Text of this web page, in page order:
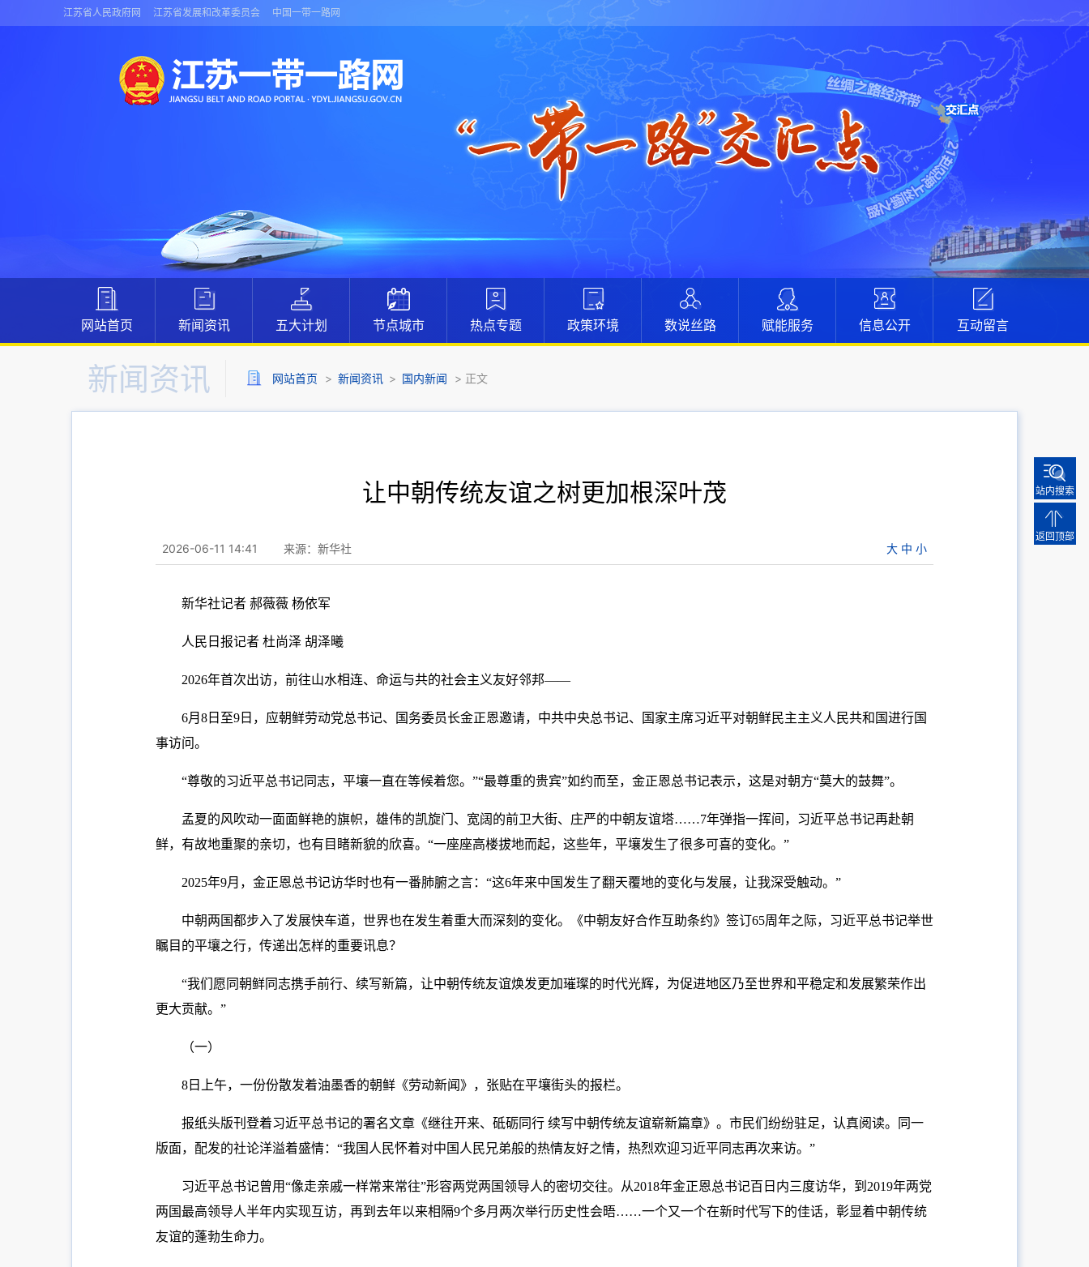
站内搜索
返回顶部
江苏省人民政府网 江苏省发展和改革委员会 中国一带一路网
网站首页 新闻资讯 五大计划 节点城市 热点专题 政策环境 数说丝路 赋能服务 信息公开 互动留言
新闻资讯 网站首页 > 新闻资讯 > 国内新闻 > 正文
让中朝传统友谊之树更加根深叶茂
2026-06-11 14:41 来源：新华社 大 中 小
新华社记者 郝薇薇 杨依军
人民日报记者 杜尚泽 胡泽曦
2026年首次出访，前往山水相连、命运与共的社会主义友好邻邦——
6月8日至9日，应朝鲜劳动党总书记、国务委员长金正恩邀请，中共中央总书记、国家主席习近平对朝鲜民主主义人民共和国进行国
事访问。
“尊敬的习近平总书记同志，平壤一直在等候着您。”“最尊重的贵宾”如约而至，金正恩总书记表示，这是对朝方“莫大的鼓舞”。
孟夏的风吹动一面面鲜艳的旗帜，雄伟的凯旋门、宽阔的前卫大街、庄严的中朝友谊塔……7年弹指一挥间，习近平总书记再赴朝
鲜，有故地重聚的亲切，也有目睹新貌的欣喜。“一座座高楼拔地而起，这些年，平壤发生了很多可喜的变化。”
2025年9月，金正恩总书记访华时也有一番肺腑之言：“这6年来中国发生了翻天覆地的变化与发展，让我深受触动。”
中朝两国都步入了发展快车道，世界也在发生着重大而深刻的变化。《中朝友好合作互助条约》签订65周年之际，习近平总书记举世
瞩目的平壤之行，传递出怎样的重要讯息？
“我们愿同朝鲜同志携手前行、续写新篇，让中朝传统友谊焕发更加璀璨的时代光辉，为促进地区乃至世界和平稳定和发展繁荣作出
更大贡献。”
（一）
8日上午，一份份散发着油墨香的朝鲜《劳动新闻》，张贴在平壤街头的报栏。
报纸头版刊登着习近平总书记的署名文章《继往开来、砥砺同行 续写中朝传统友谊崭新篇章》。市民们纷纷驻足，认真阅读。同一
版面，配发的社论洋溢着盛情：“我国人民怀着对中国人民兄弟般的热情友好之情，热烈欢迎习近平同志再次来访。”
习近平总书记曾用“像走亲戚一样常来常往”形容两党两国领导人的密切交往。从2018年金正恩总书记百日内三度访华，到2019年两党
两国最高领导人半年内实现互访，再到去年以来相隔9个多月两次举行历史性会晤……一个又一个在新时代写下的佳话，彰显着中朝传统
友谊的蓬勃生命力。